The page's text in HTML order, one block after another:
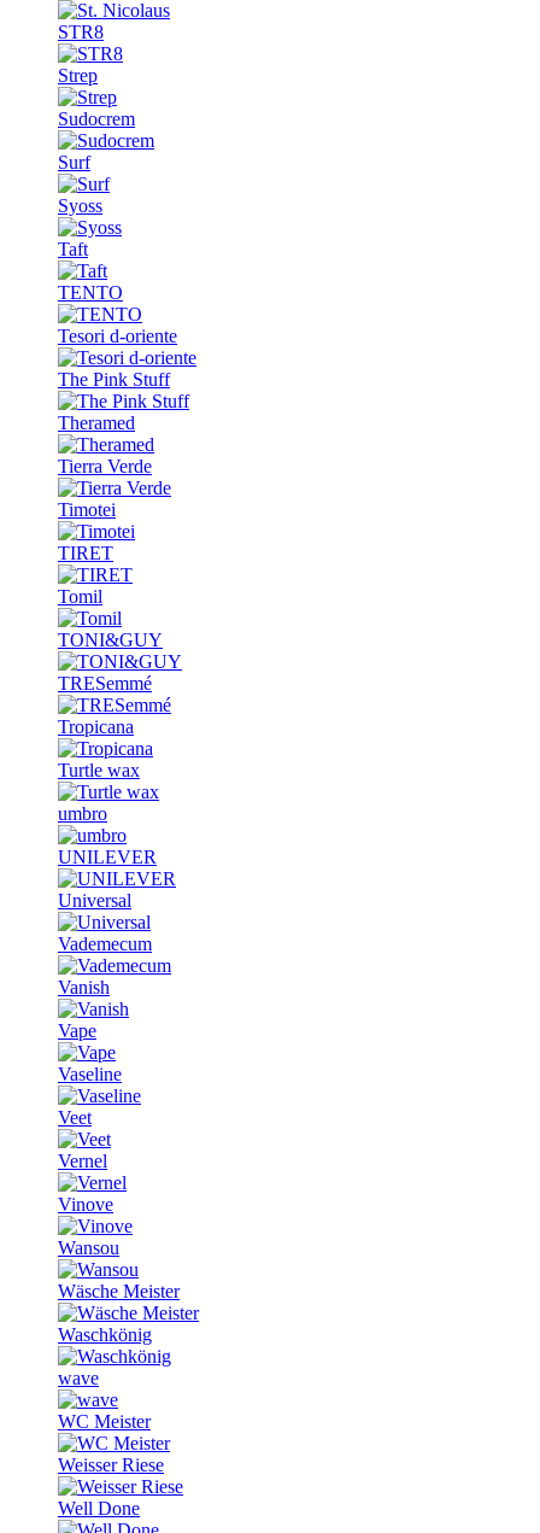
STR8
Strep
Sudocrem
Surf
Syoss
Taft
TENTO
Tesori d-oriente
The Pink Stuff
Theramed
Tierra Verde
Timotei
TIRET
Tomil
TONI&GUY
TRESemmé
Tropicana
Turtle wax
umbro
UNILEVER
Universal
Vademecum
Vanish
Vape
Vaseline
Veet
Vernel
Vinove
Wansou
Wäsche Meister
Waschkönig
wave
WC Meister
Weisser Riese
Well Done